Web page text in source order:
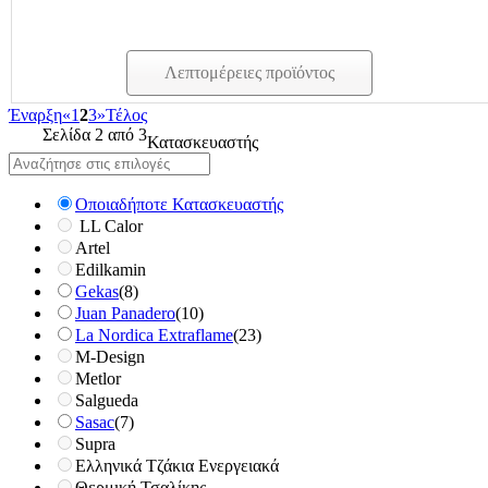
Λεπτομέρειες προϊόντος
Έναρξη«123»Τέλος
Σελίδα 2 από 3Κατασκευαστής
Οποιαδήποτε Κατασκευαστής
LL Calor
Artel
Edilkamin
Gekas(8)
Juan Panadero(10)
La Nordica Extraflame(23)
M-Design
Metlor
Salgueda
Sasac(7)
Supra
Ελληνικά Τζάκια Ενεργειακά